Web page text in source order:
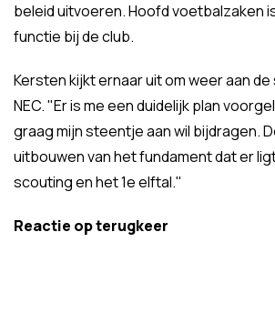
beleid uitvoeren. Hoofd voetbalzaken
functie bij de club.
Kersten kijkt ernaar uit om weer aan
NEC. "Er is me een duidelijk plan
graag mijn steentje aan wil bijdragen.
uitbouwen van het fundament dat er
scouting en het 1e elftal."
Reactie op terugkeer